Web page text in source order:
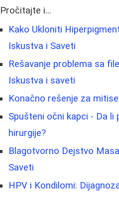
Pročitajte i...
Kako Ukloniti
Iskustva i Saveti
Rešavanje problema sa
Iskustva i saveti
Konačno rešenje za
Spušteni očni kapci - Da li
hirurgije?
Blagotvorno Dejstvo
Saveti
HPV i Kondilomi: